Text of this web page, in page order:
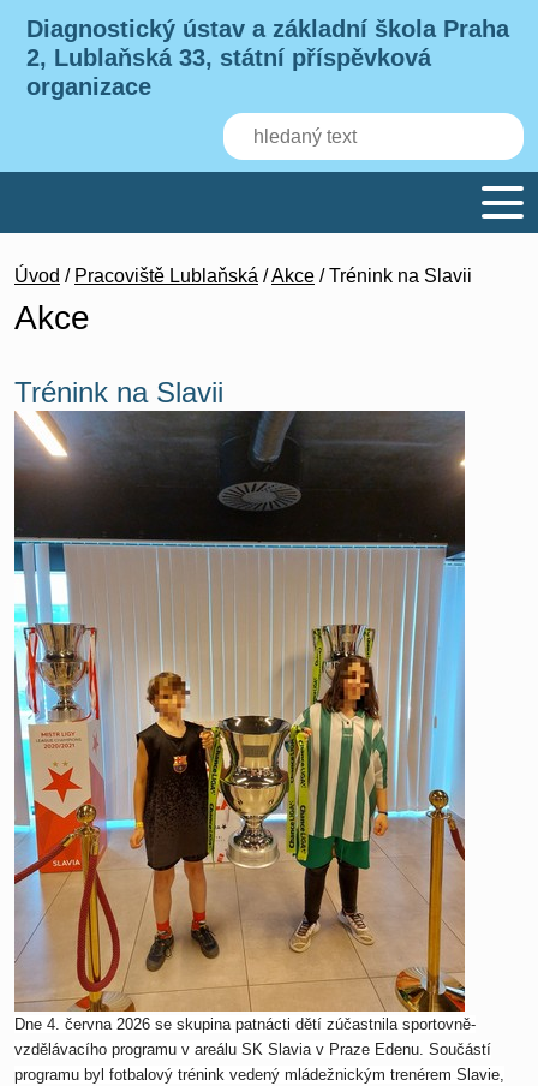
Diagnostický ústav a základní škola Praha
2, Lublaňská 33, státní příspěvková
organizace
Akce
Úvod / Pracoviště Lublaňská /Akce / Trénink na Slavii
Trénink na Slavii
Dne 4. června 2026 se skupina patnácti dětí zúčastnila sportovně-
vzdělávacího programu v areálu SK Slavia v Praze Edenu. Součástí
programu byl fotbalový trénink vedený mládežnickým trenérem Slavie,